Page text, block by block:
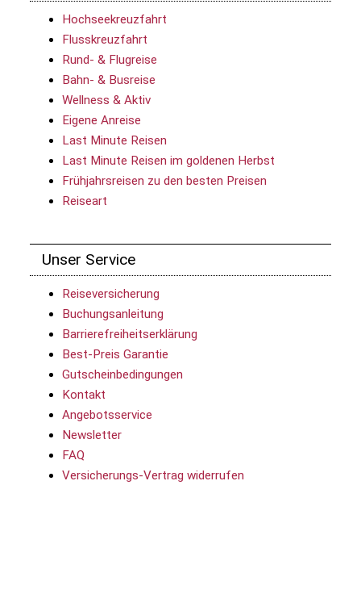
Hochseekreuzfahrt
Flusskreuzfahrt
Rund- & Flugreise
Bahn- & Busreise
Wellness & Aktiv
Eigene Anreise
Last Minute Reisen
Last Minute Reisen im goldenen Herbst
Frühjahrsreisen zu den besten Preisen
Reiseart
Unser Service
Reiseversicherung
Buchungsanleitung
Barrierefreiheitserklärung
Best-Preis Garantie
Gutscheinbedingungen
Kontakt
Angebotsservice
Newsletter
FAQ
Versicherungs-Vertrag widerrufen